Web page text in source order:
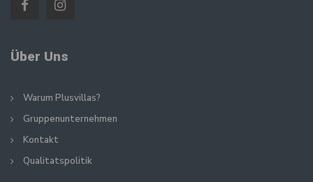
Über Uns
Warum Plusvillas?
Gruppenunternehmen
Kontakt
Qualitatspolitik